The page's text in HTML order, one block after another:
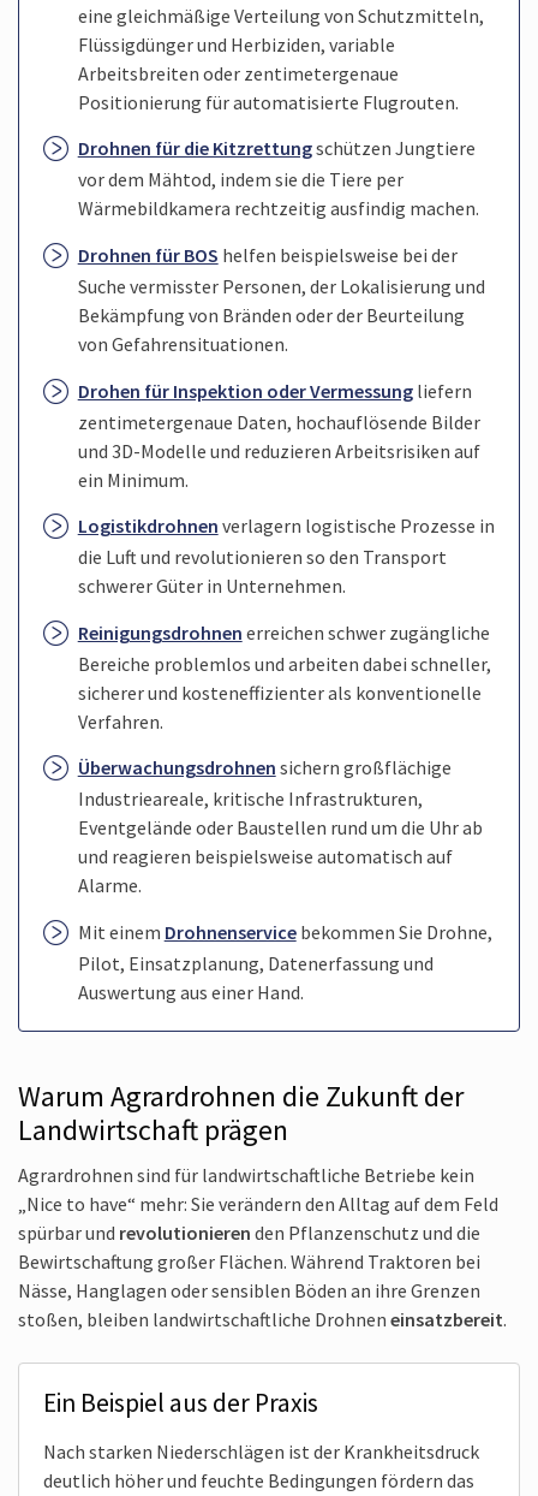
eine gleichmäßige Verteilung von Schutzmitteln,
Flüssigdünger und Herbiziden, variable
Arbeitsbreiten oder zentimeter­genaue
Positionierung für automatisierte Flugrouten.
Drohnen für die Kitzrettungschützen Jungtiere
vor dem Mähtod, indem sie die Tiere per
Wärmebildkamera rechtzeitig ausfindig machen.
Drohnen für BOS helfen beispielsweise bei der
Suche vermisster Personen, der Lokalisierung und
Bekämpfung von Bränden oder der Beurteilung
von Gefahren­situationen.
Drohen für Inspektion oder Vermessungliefern
zentimetergenaue Daten, hochauflösende Bilder
und 3D-Modelle und reduzieren Arbeitsrisiken auf
ein Minimum.
Logistikdrohnen verlagern logistische Prozesse in
die Luft und revolutionieren so den Transport
schwerer Güter in Unternehmen.
Reinigungsdrohnen erreichen schwer zugängliche
Bereiche problemlos und arbeiten dabei schneller,
sicherer und kosten­effizienter als konventionelle
Verfahren.
Überwachungsdrohnen sichern großflächige
Industrieareale, kritische Infrastrukturen,
Eventgelände oder Baustellen rund um die Uhr ab
und reagieren beispielsweise automatisch auf
Alarme.
Mit einem Drohnenservicebekommen Sie Drohne,
Pilot, Einsatzplanung, Datenerfassung und
Auswertung aus einer Hand.
Warum Agrardrohnen die Zukunft der
Landwirtschaft prägen
Agrardrohnen sind für landwirtschaftliche Betriebe kein
„Nice to have“ mehr: Sie verändern den Alltag auf dem Feld
spürbar und revolutionieren den Pflanzenschutz und die
Bewirtschaftung großer Flächen. Während Traktoren bei
Nässe, Hanglagen oder sensiblen Böden an ihre Grenzen
stoßen, bleiben landwirtschaftliche Drohnen einsatzbereit.
Ein Beispiel aus der Praxis
Nach starken Niederschlägen ist der Krankheitsdruck
deutlich höher und feuchte Bedingungen fördern das